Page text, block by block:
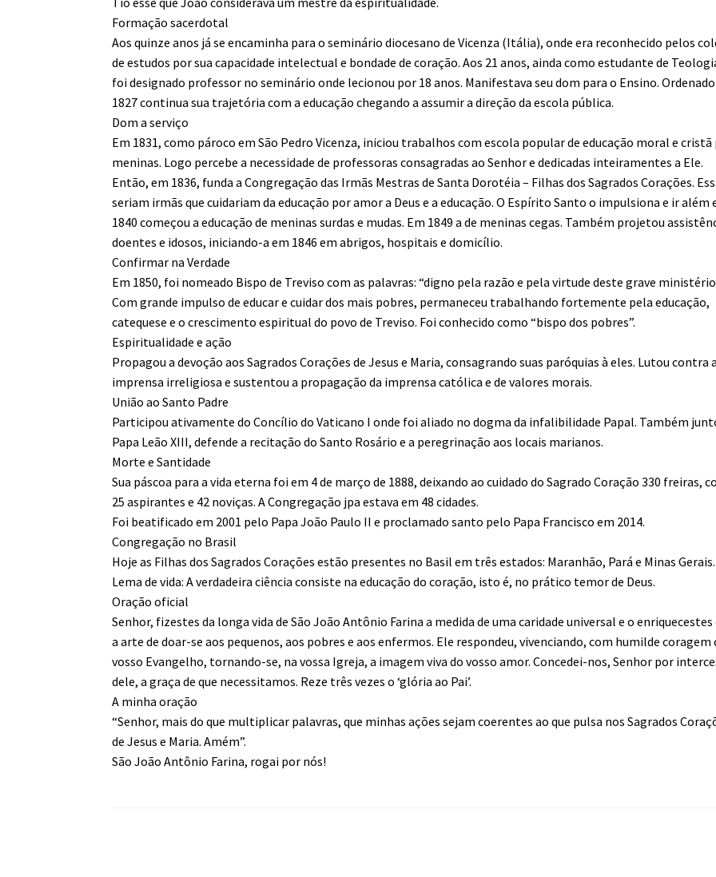
Formação sacerdotal
Aos quinze anos já se encaminha para o seminário diocesano de Vicenza (Itália), onde era reconhecido pelos
de estudos por sua capacidade intelectual e bondade de coração. Aos 21 anos, ainda como estudante de
foi designado professor no seminário onde lecionou por 18 anos. Manifestava seu dom para o Ensino.
1827 continua sua trajetória com a educação chegando a assumir a direção da escola pública.
Dom a serviço
Em 1831, como pároco em São Pedro Vicenza, iniciou trabalhos com escola popular de educação moral e cristã
meninas. Logo percebe a necessidade de professoras consagradas ao Senhor e dedicadas inteiramentes a Ele.
Então, em 1836, funda a Congregação das Irmãs Mestras de Santa Dorotéia – Filhas dos Sagrados Corações.
seriam irmãs que cuidariam da educação por amor a Deus e a educação. O Espírito Santo o impulsiona e ir além
1840 começou a educação de meninas surdas e mudas. Em 1849 a de meninas cegas. Também projetou
doentes e idosos, iniciando-a em 1846 em abrigos, hospitais e domicílio.
Confirmar na Verdade
Em 1850, foi nomeado Bispo de Treviso com as palavras: “digno pela razão e pela virtude deste grave
Com grande impulso de educar e cuidar dos mais pobres, permaneceu trabalhando fortemente pela educação,
catequese e o crescimento espiritual do povo de Treviso. Foi conhecido como “bispo dos pobres”.
Espiritualidade e ação
Propagou a devoção aos Sagrados Corações de Jesus e Maria, consagrando suas paróquias à eles. Lutou contra a
imprensa irreligiosa e sustentou a propagação da imprensa católica e de valores morais.
União ao Santo Padre
Participou ativamente do Concílio do Vaticano I onde foi aliado no dogma da infalibilidade Papal. Também
Papa Leão XIII, defende a recitação do Santo Rosário e a peregrinação aos locais marianos.
Morte e Santidade
Sua páscoa para a vida eterna foi em 4 de março de 1888, deixando ao cuidado do Sagrado Coração 330 freiras,
25 aspirantes e 42 noviças. A Congregação jpa estava em 48 cidades.
Foi beatificado em 2001 pelo Papa João Paulo II e proclamado santo pelo Papa Francisco em 2014.
Congregação no Brasil
Hoje as Filhas dos Sagrados Corações estão presentes no Basil em três estados: Maranhão, Pará e Minas Gerais.
Lema de vida: A verdadeira ciência consiste na educação do coração, isto é, no prático temor de Deus.
Oração oficial
Senhor, fizestes da longa vida de São João Antônio Farina a medida de uma caridade universal e o enriquecestes
a arte de doar-se aos pequenos, aos pobres e aos enfermos. Ele respondeu, vivenciando, com humilde coragem
vosso Evangelho, tornando-se, na vossa Igreja, a imagem viva do vosso amor. Concedei-nos, Senhor por
dele, a graça de que necessitamos. Reze três vezes o ‘glória ao Pai’.
A minha oração
“Senhor, mais do que multiplicar palavras, que minhas ações sejam coerentes ao que pulsa nos Sagrados
de Jesus e Maria. Amém”.
São João Antônio Farina, rogai por nós!